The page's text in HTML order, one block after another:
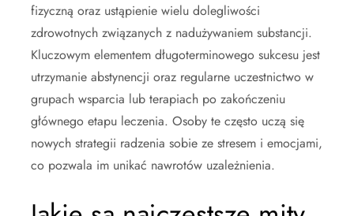
fizyczną oraz ustąpienie wielu dolegliwości
zdrowotnych związanych z nadużywaniem substancji.
Kluczowym elementem długoterminowego sukcesu jest
utrzymanie abstynencji oraz regularne uczestnictwo w
grupach wsparcia lub terapiach po zakończeniu
głównego etapu leczenia. Osoby te często uczą się
nowych strategii radzenia sobie ze stresem i emocjami,
co pozwala im unikać nawrotów uzależnienia.